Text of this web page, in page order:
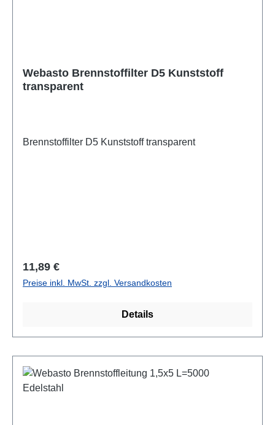
Webasto Brennstoffilter D5 Kunststoff
transparent
Brennstoffilter D5 Kunststoff transparent
Regulärer Preis:
11,89 €
Preise inkl. MwSt. zzgl. Versandkosten
Details